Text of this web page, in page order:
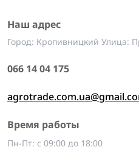
Наш адрес
Город: Кропивницкий Улица:
066 14 04 175
Время работы
Пн-Пт: с 09:00 до 18:00